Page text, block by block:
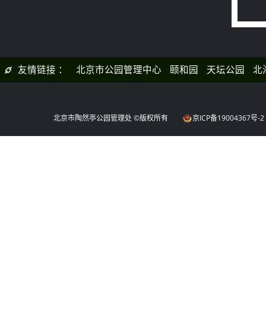
友情链接 ： 北京市公园管理中心 颐和园 天坛公园
北
北京市陶然亭公园管理处 ©版权所有 京ICP备19004367